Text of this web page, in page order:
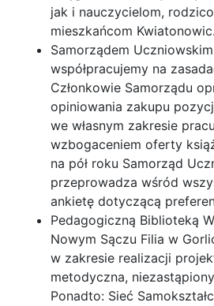
jak i nauczycielom,
mieszkańcom Kwiatonowic.
Samorządem
współpracujemy na
Członkowie Samorządu
opiniowania zakupu
we własnym zakresie
wzbogaceniem oferty
na pół roku Samorząd
przeprowadza wśród
ankietę dotyczącą
Pedagogiczną Biblioteką
Nowym Sączu Filia w
w zakresie realizacji
metodyczna,
Ponadto: Sieć